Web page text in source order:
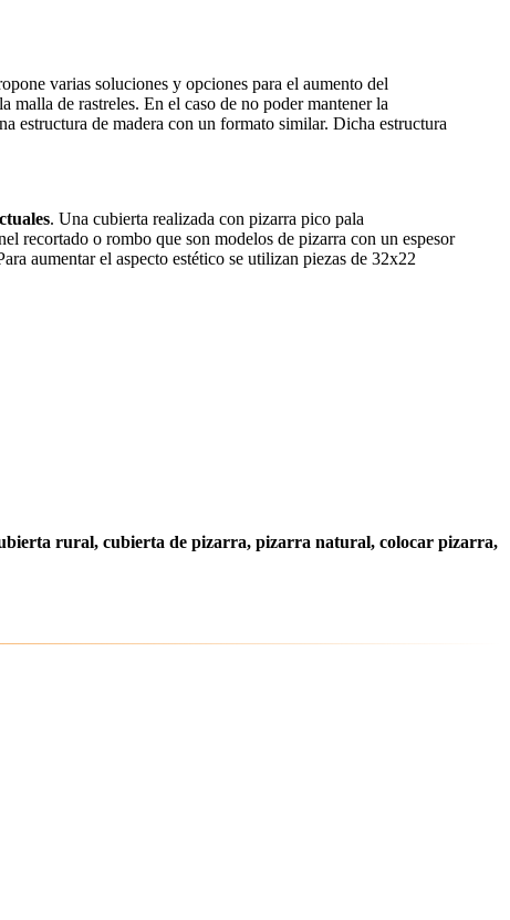
varias soluciones y opciones para el aumento del
de rastreles. En el caso de no poder mantener la
estructura de madera con un formato similar. Dicha estructura
. Una cubierta realizada con pizarra pico pala
recortado o rombo que son modelos de pizarra con un espesor
aumentar el aspecto estético se utilizan piezas de 32x22
rural, cubierta de pizarra, pizarra natural, colocar pizarra,